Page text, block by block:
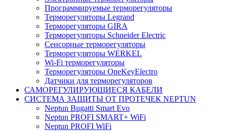
Программируемые терморегуляторы
Терморегуляторы Legrand
Терморегуляторы GIRA
Терморегуляторы Schneider Electric
Сенсорные терморегуляторы
Терморегуляторы WERKEL
Wi-Fi терморегуляторы
Терморегуляторы OneKeyElectro
Датчики для терморегуляторов
САМОРЕГУЛИРУЮЩИЕСЯ КАБЕЛИ
СИСТЕМА ЗАЩИТЫ ОТ ПРОТЕЧЕК NEPTUN
Neptun Bugatti Smart Evo
Neptun PROFI SMART+ WiFi
Neptun PROFI WiFi